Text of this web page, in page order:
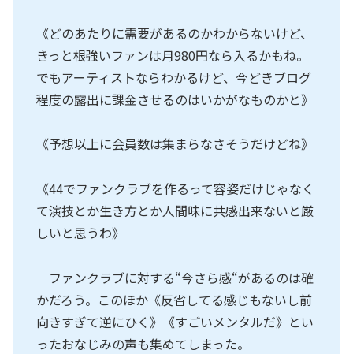
《どのあたりに需要があるのかわからないけど、
きっと根強いファンは月980円なら入るかもね。
でもアーティストならわかるけど、今どきブログ
程度の露出に課金させるのはいかがなものかと》
《予想以上に会員数は集まらなさそうだけどね》
《44でファンクラブを作るって容姿だけじゃなく
て演技とか生き方とか人間味に共感出来ないと厳
しいと思うわ》
ファンクラブに対する“今さら感“があるのは確
かだろう。このほか《反省してる感じもないし前
向きすぎて逆にひく》《すごいメンタルだ》とい
ったおなじみの声も集めてしまった。